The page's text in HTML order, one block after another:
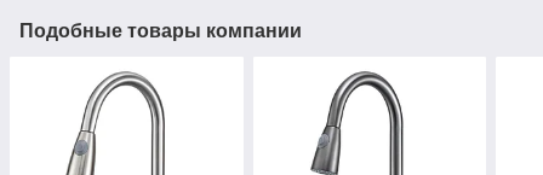
Подобные товары компании